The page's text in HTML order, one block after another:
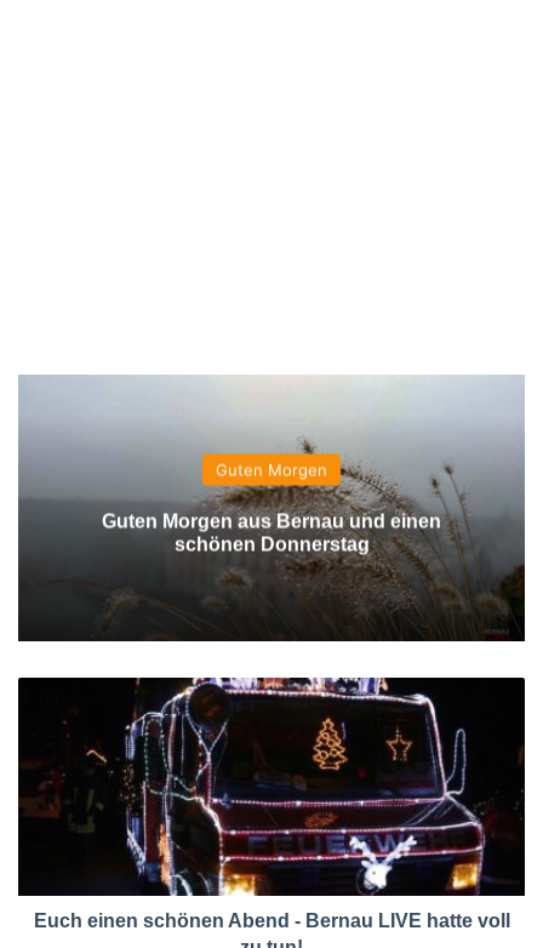
Guten Morgen
Guten Morgen aus Bernau und einen
schönen Donnerstag
Euch einen schönen Abend - Bernau LIVE hatte voll